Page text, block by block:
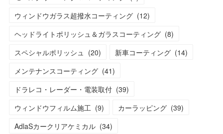
ウィンドウガラス超撥水コーティング (12)
ヘッドライトポリッシュ＆ガラスコーティング (8)
スペシャルポリッシュ (20) 新車コーティング (14)
メンテナンスコーティング (41)
ドラレコ・レーダー・電装取付 (39)
ウィンドウフィルム施工 (9) カーラッピング (39)
AdlaSカークリアケミカル (34)